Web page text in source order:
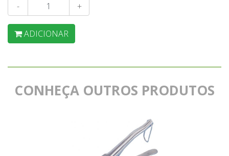
- +
ADICIONAR
CONHEÇA OUTROS PRODUTOS